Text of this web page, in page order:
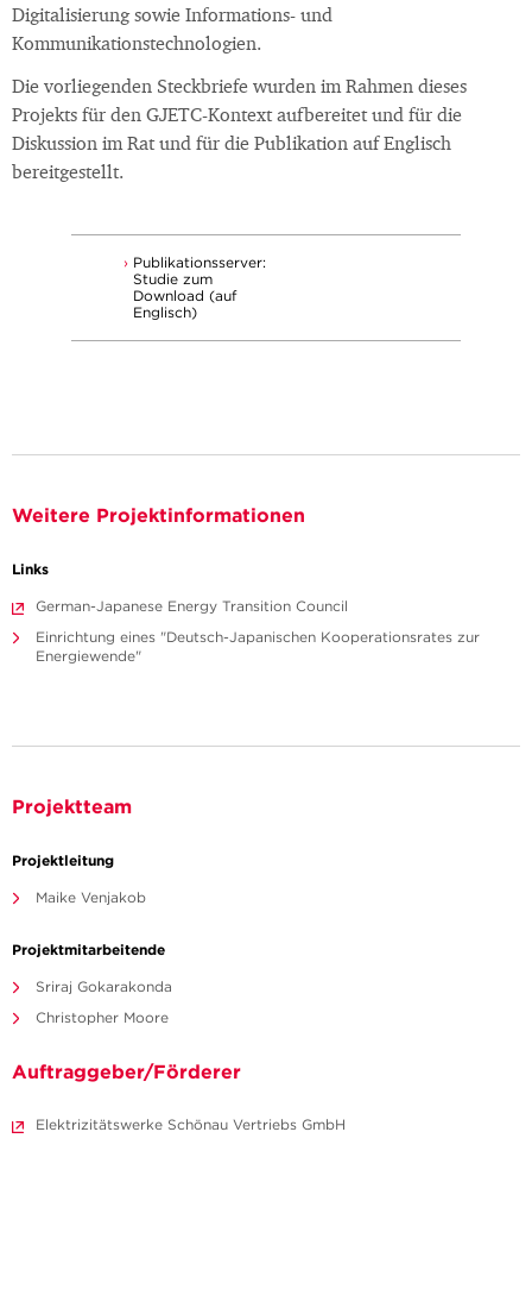
Digitalisierung sowie Informations- und
Kommunikationstechnologien.
Die vorliegenden Steckbriefe wurden im Rahmen dieses
Projekts für den GJETC-Kontext aufbereitet und für die
Diskussion im Rat und für die Publikation auf Englisch
bereitgestellt.
Publikationsserver:
Studie zum
Download (auf
Englisch)
Weitere Projektinformationen
Links
German-Japanese Energy Transition Council
Einrichtung eines "Deutsch-Japanischen Kooperationsrates zur
Energiewende"
Projektteam
Projektleitung
Maike Venjakob
Projektmitarbeitende
Sriraj Gokarakonda
Christopher Moore
Auftraggeber/Förderer
Elektrizitätswerke Schönau Vertriebs GmbH